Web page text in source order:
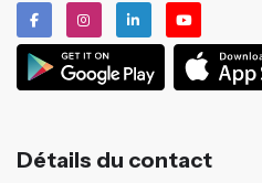
Détails du contact